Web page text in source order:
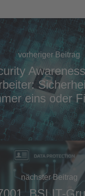
vorheriger Beitrag
eins oder
nächster Beitrag
BSI IT-